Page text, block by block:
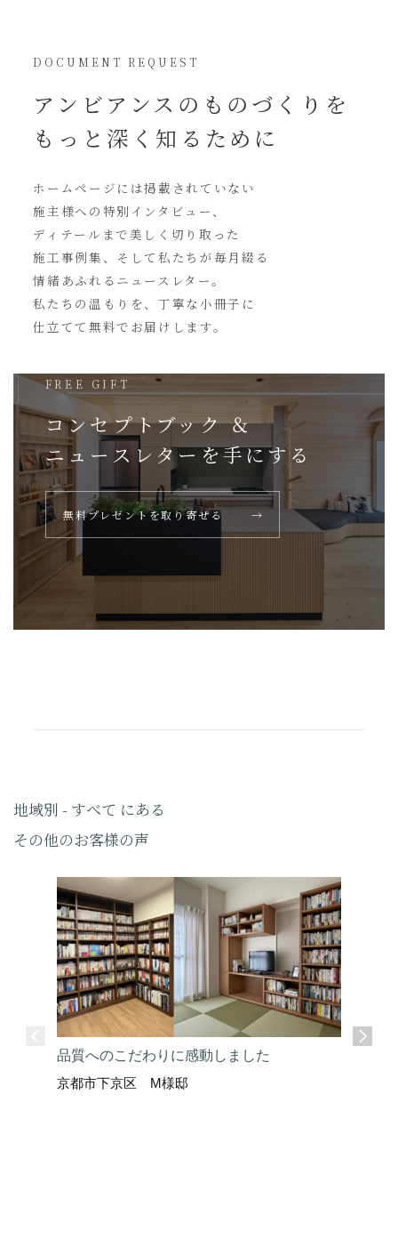
DOCUMENT REQUEST
アンビアンスの ものづくりを
もっと深く知るために
ホームページには掲載されていない
施主様への特別インタビュー、
ディテールまで美しく切り取った
施工事例集、そして私たちが毎月綴る
情緒あふれるニュースレター。
私たちの温もりを、丁寧な小冊子に
仕立てて無料でお届けします。
FREE GIFT
コンセプトブック ＆
ニュースレターを手にする
無料プレゼントを取り寄せる →
地域別 - すべて にある
その他のお客様の声
品質へのこだわりに感動しました
京都市下京区 M様邸